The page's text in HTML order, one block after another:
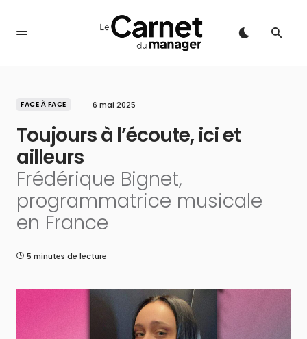
FACE À FACE 6 mai 2025
Toujours à l’écoute, ici et
ailleurs
Frédérique Bignet,
programmatrice musicale
en France
5 minutes de lecture